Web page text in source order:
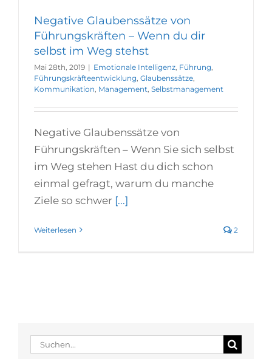
Negative Glaubenssätze von
Führungskräften – Wenn du dir
selbst im Weg stehst
Mai 28th, 2019 | Emotionale Intelligenz Führung
Führungskräfteentwicklung Glaubenssätze
Kommunikation Management Selbstmanagement
Negative Glaubenssätze von
Führungskräften – Wenn Sie sich selbst
im Weg stehen Hast du dich schon
einmal gefragt, warum du manche
Ziele so schwer [...]
Weiterlesen 2
Suche